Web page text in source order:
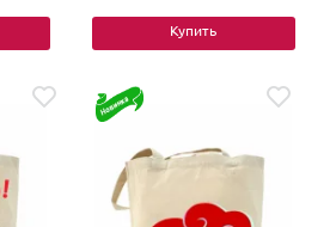
Купить